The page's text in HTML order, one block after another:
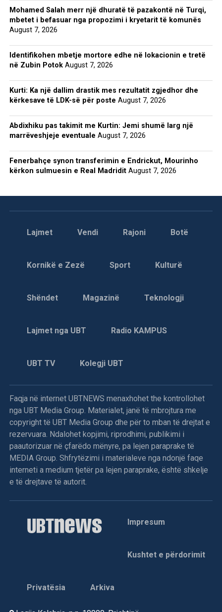
Mohamed Salah merr një dhuratë të pazakontë në Turqi,
mbetet i befasuar nga propozimi i kryetarit të komunës
August 7, 2026
Identifikohen mbetje mortore edhe në lokacionin e tretë
në Zubin Potok August 7, 2026
Kurti: Ka një dallim drastik mes rezultatit zgjedhor dhe
kërkesave të LDK-së për poste August 7, 2026
Abdixhiku pas takimit me Kurtin: Jemi shumë larg një
marrëveshjeje eventuale August 7, 2026
Fenerbahçe synon transferimin e Endrickut, Mourinho
kërkon sulmuesin e Real Madridit August 7, 2026
Lajmet Vendi Rajoni Botë
Kornikë e Zezë Sport Kulturë
Shëndet Magazinë Teknologji
Lajmet nga UBT Radio KAMPUS
UBT TV Kolegji UBT
Faqja në internet UBTNEWS menaxhohet the kontrollohet
nga UBT Media Group. Materialet, janë të mbrojtura me
copyright të UBT Media Group dhe për to mban të drejtat e
rezervuara. Ndalohet kopjimi, riprodhimi, publikimi i
paautorizuar në çfarëdo mënyre, pa lejen paraprake të
MEDIA Group. Shfrytëzimi i materialeve nga ndonjë faqe
interneti a medium tjetër pa lejen paraprake, është shkelje
e të drejtave të autorit.
Impresum
Kushtet e përdorimit
Privatësia Arkiva